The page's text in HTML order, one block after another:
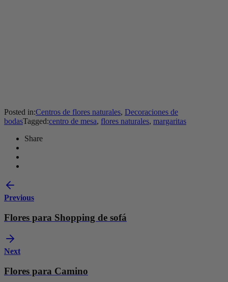
Posted in:Centros de flores naturales, Decoraciones de
bodasTagged:centro de mesa, flores naturales, margaritas
Share
Previous
Flores para Shopping de sofá
Next
Flores para Camino